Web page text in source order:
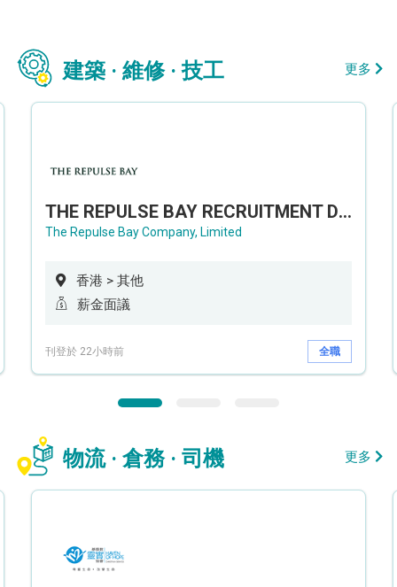
建築 · 維修 · 技工 更多
THE REPULSE BAY RECRUITMENT DAY 淺水灣影灣園人才招聘會
The Repulse Bay Company, Limited
香港 > 其他
薪金面議
刊登於 22小時前 全職
物流 · 倉務 · 司機 更多